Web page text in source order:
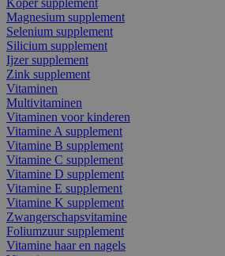
Magnesium supplement
Selenium supplement
Silicium supplement
Ijzer supplement
Zink supplement
Vitaminen
Multivitaminen
Vitaminen voor kinderen
Vitamine A supplement
Vitamine B supplement
Vitamine C supplement
Vitamine D supplement
Vitamine E supplement
Vitamine K supplement
Zwangerschapsvitamine
Foliumzuur supplement
Vitamine haar en nagels